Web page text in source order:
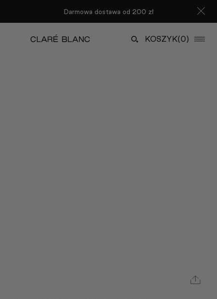
Darmowa dostawa od 200 zł
KOSZYK(0)